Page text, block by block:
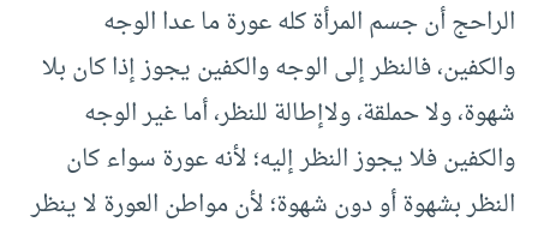
الراحج أن جسم المرأة كله عورة ما عدا الوجه
والكفين، فالنظر إلى الوجه والكفين يجوز إذا كان بلا
شهوة، ولا حملقة، ولاإطالة للنظر، أما غير الوجه
والكفين فلا يجوز النظر إليه؛ لأنه عورة سواء كان
النظر بشهوة أو دون شهوة؛ لأن مواطن العورة لا ينظر